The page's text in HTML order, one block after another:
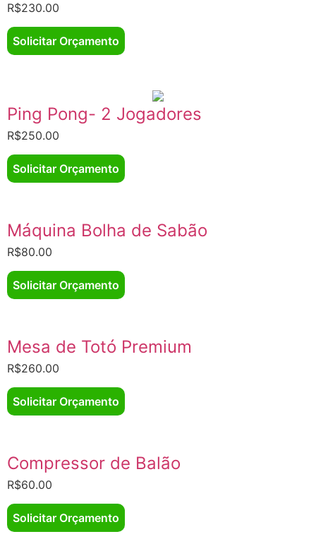
R$230.00
Solicitar Orçamento
Ping Pong- 2 Jogadores
R$250.00
Solicitar Orçamento
Máquina Bolha de Sabão
R$80.00
Solicitar Orçamento
Mesa de Totó Premium
R$260.00
Solicitar Orçamento
Compressor de Balão
R$60.00
Solicitar Orçamento